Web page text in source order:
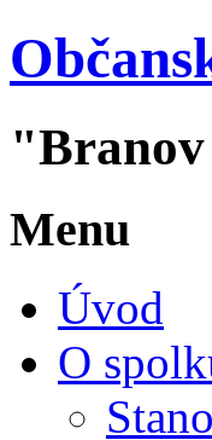
"Branov
Menu
Úvod
O